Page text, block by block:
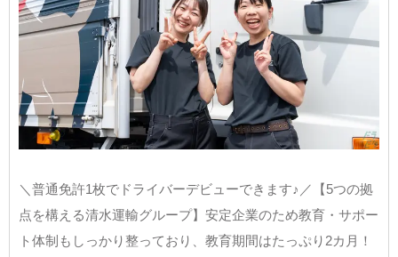
＼普通免許1枚でドライバーデビューできます♪／【5つの拠
点を構える清水運輸グループ】安定企業のため教育・サポー
ト体制もしっかり整っており、教育期間はたっぷり2カ月！